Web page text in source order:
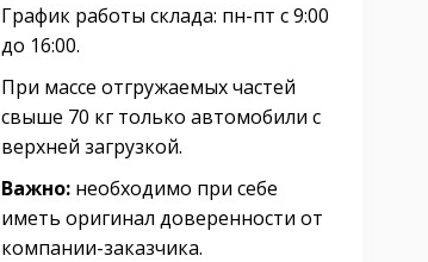
График работы склада: пн-пт с 9:00
до 16:00.
При массе отгружаемых частей
свыше 70 кг только автомобили с
верхней загрузкой.
Важно: необходимо при себе
иметь оригинал доверенности от
компании-заказчика.